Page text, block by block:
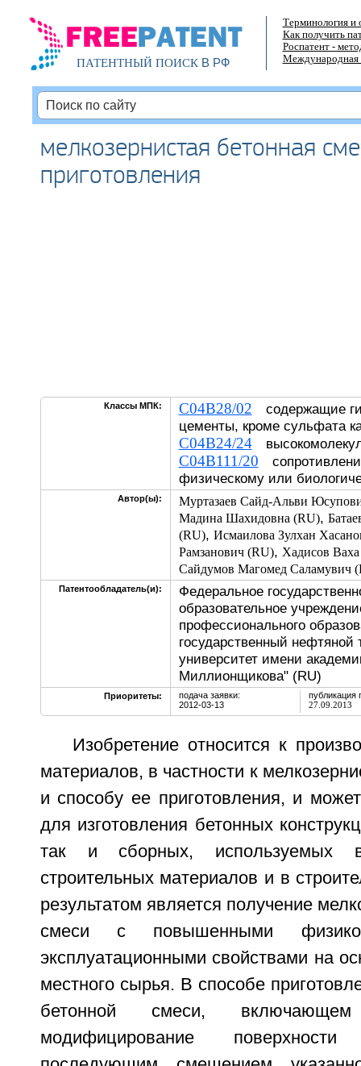
ПАТЕНТНЫЙ ПОИСКВ РФ
Терминология и
Как получить
Роспатент -
Международная
мелкозернистая бетонная
приготовления
Классы МПК: C04B28/02 содержащие
цементы, кроме сульфата
C04B24/24
C04B111/20
физическому или
Автор(ы):
Муртазаев Сайд-Альви
Мадина Шахидовна (RU),
(RU), Исмаилова Зулхан
Рамзанович (RU), Хадисов
Сайдумов Магомед Саламувич
Патентообладатель(и):
Федеральное
образовательное
профессионального
государственный нефтяной
университет имени
Миллионщикова" (RU)
Приоритеты:
подача заявки:
2012-03-13
публикация
27.09.2013
Изобретение относится к
материалов, в частности к
и способу ее приготовления, и
для изготовления бетонных
так и сборных, используемых
строительных материалов и в
результатом является получение
смеси с повышенными физико-
эксплуатационными свойствами на
местного сырья. В способе
бетонной смеси, включающем
модифицирование